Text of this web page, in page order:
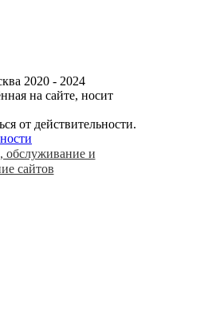
2020 - 2024
на сайте, носит
от действительности.
обслуживание и
сайтов